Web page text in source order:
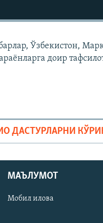
Ўзбекистон,
доир
ДАСТУРЛАРНИ
МАЪЛУМОТ
Мобил илова